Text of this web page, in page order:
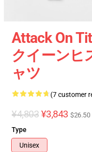
Attack On
クイーンヒ
ャツ
(7 customer
¥4,803 ¥3,843 $26.50
Type
Unisex